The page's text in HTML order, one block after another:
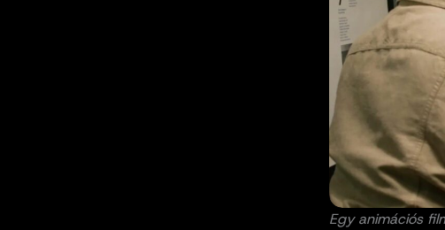
Egy animációs